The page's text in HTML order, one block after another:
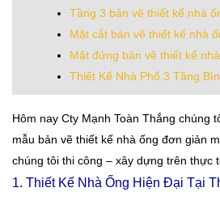
Tầng 3 bản vẽ thiết kế nhà
Mặt cắt bản vẽ thiết kế nhà
Mặt đứng bản vẽ thiết kế
Thiết Kế Nhà Phố 3 Tầng
Hôm nay Cty Mạnh Toàn Thắng chúng
mẫu bản vẽ thiết kế nhà ống đơn giản
chúng tôi thi công – xây dựng trên thực
1. Thiết Kế Nhà Ống Hiện Đại Tại